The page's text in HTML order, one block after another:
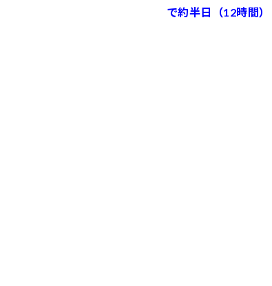
で約半日（12時間）